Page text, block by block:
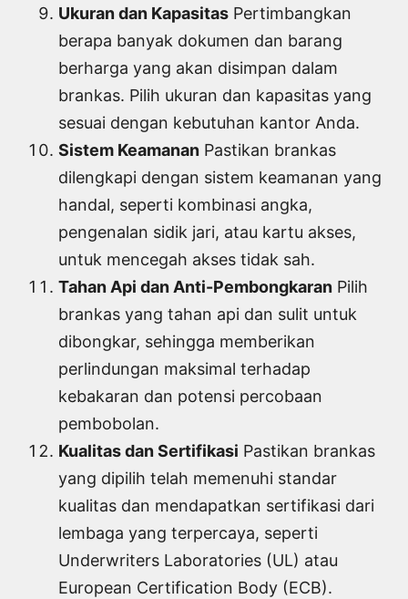
Ukuran dan Kapasitas Pertimbangkan
berapa banyak dokumen dan barang
berharga yang akan disimpan dalam
brankas. Pilih ukuran dan kapasitas yang
sesuai dengan kebutuhan kantor Anda.
Sistem Keamanan Pastikan brankas
dilengkapi dengan sistem keamanan yang
handal, seperti kombinasi angka,
pengenalan sidik jari, atau kartu akses,
untuk mencegah akses tidak sah.
Tahan Api dan Anti-Pembongkaran Pilih
brankas yang tahan api dan sulit untuk
dibongkar, sehingga memberikan
perlindungan maksimal terhadap
kebakaran dan potensi percobaan
pembobolan.
Kualitas dan Sertifikasi Pastikan brankas
yang dipilih telah memenuhi standar
kualitas dan mendapatkan sertifikasi dari
lembaga yang terpercaya, seperti
Underwriters Laboratories (UL) atau
European Certification Body (ECB).